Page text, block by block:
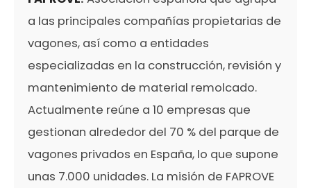
a las principales compañías propietarias de
vagones, así como a entidades
especializadas en la construcción, revisión y
mantenimiento de material remolcado.
Actualmente reúne a 10 empresas que
gestionan alrededor del 70 % del parque de
vagones privados en España, lo que supone
unas 7.000 unidades. La misión de FAPROVE